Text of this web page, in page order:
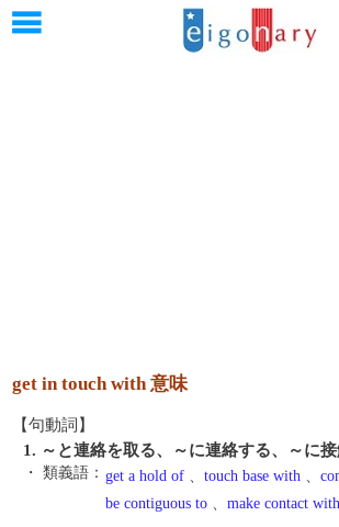
get in touch with 意味
【句動詞】
1. ～と連絡を取る、～に連絡する、～に
・ 類義語： get a hold of 、 touch base with 、
be contiguous to 、 make contact with